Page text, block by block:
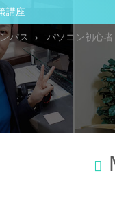
講座
パス パソコン初心